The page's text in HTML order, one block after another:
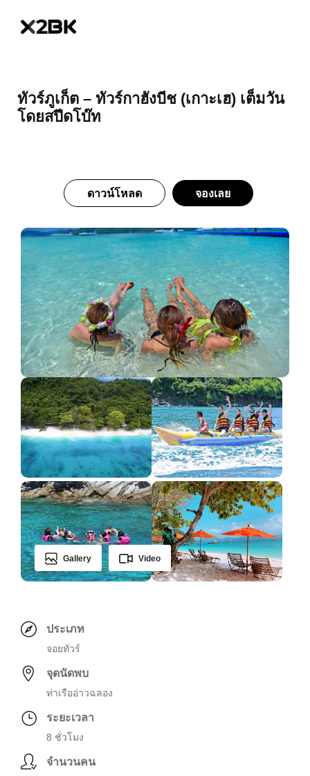
ทัวร์ภูเก็ต – ทัวร์กาฮังบีช (เกาะเฮ) เต็มวัน
โดยสปีดโบ๊ท
ดาวน์โหลด จองเลย
Gallery Video
ประเภท
จอยทัวร์
จุดนัดพบ
ท่าเรืออ่าวฉลอง
ระยะเวลา
8 ชั่วโมง
จำนวนคน